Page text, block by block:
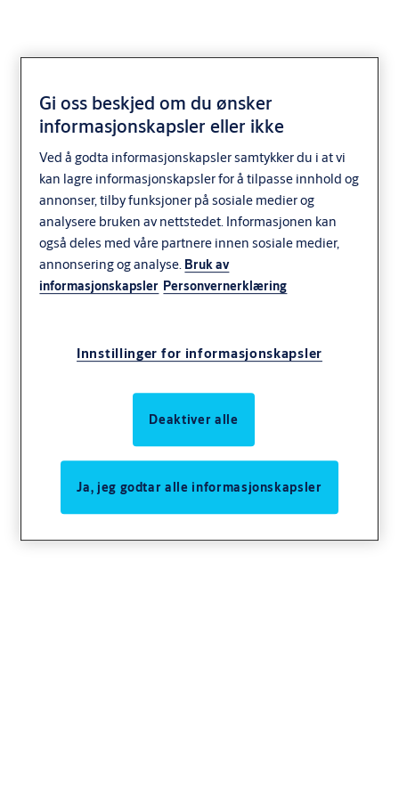
Standardsylindere
tradisjonelle
Sylindere for komplettering til eksisterende. Gammel type med
profil 508.
Gi oss beskjed om du ønsker
informasjonskapsler eller ikke
Ved å godta informasjonskapsler samtykker du i at vi
kan lagre informasjonskapsler for å tilpasse innhold og
annonser, tilby funksjoner på sosiale medier og
analysere bruken av nettstedet. Informasjonen kan
også deles med våre partnere innen sosiale medier,
annonsering og analyse. Bruk av
informasjonskapsler Personvernerklæring
Innstillinger for informasjonskapsler
Deaktiver alle
Ja, jeg godtar alle informasjonskapsler